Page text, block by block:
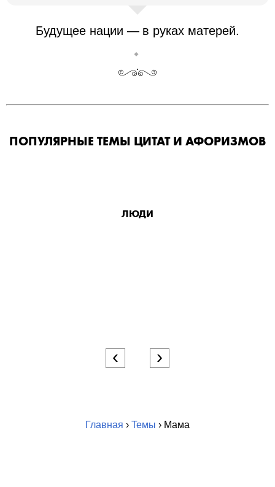
Будущее нации — в руках матерей.
ПОПУЛЯРНЫЕ ТЕМЫ ЦИТАТ И АФОРИЗМОВ
ЛЮДИ
‹ ›
Главная › Темы › Мама